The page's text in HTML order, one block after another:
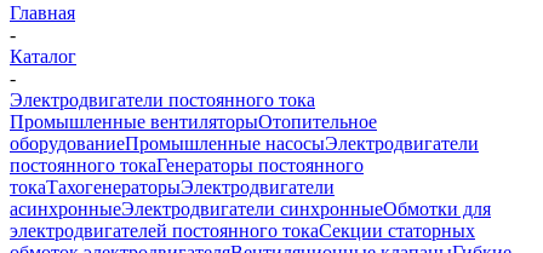
Главная
-
Каталог
-
Электродвигатели постоянного тока
Промышленные вентиляторыОтопительное
оборудованиеПромышленные насосыЭлектродвигатели
постоянного токаГенераторы постоянного
токаТахогенераторыЭлектродвигатели
асинхронныеЭлектродвигатели синхронныеОбмотки для
электродвигателей постоянного токаСекции статорных